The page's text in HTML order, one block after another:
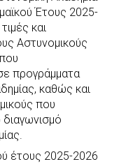
Έτους 2025-
και
Αστυνομικούς
προγράμματα
καθώς και
που
έτους 2025-2026